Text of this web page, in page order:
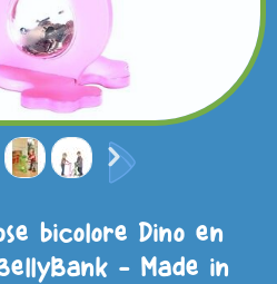
bicolore Dino en
- Made in